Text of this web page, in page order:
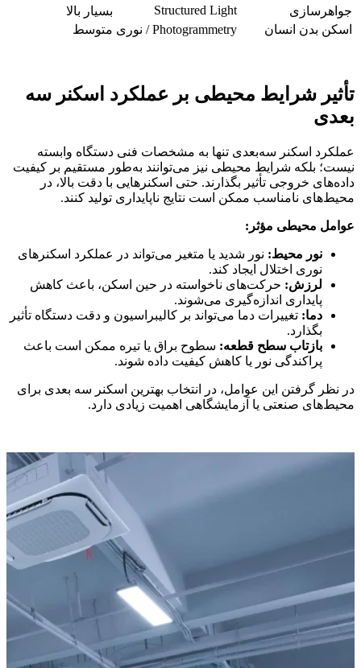
جواهرسازی
Structured Light
بسیار بالا
اسکن بدن انسان
Photogrammetry / نوری متوسط
تأثیر شرایط محیطی بر عملکرد اسکنر سه
بعدی
عملکرد اسکنر سه‌بعدی تنها به مشخصات فنی دستگاه وابسته
نیست؛ بلکه شرایط محیطی نیز می‌توانند به‌طور مستقیم بر کیفیت
داده‌های خروجی تأثیر بگذارند. حتی اسکنرهایی با دقت بالا، در
محیط‌های نامناسب ممکن است نتایج ناپایداری تولید کنند.
عوامل محیطی مؤثر:
نور محیط: نور شدید یا متغیر می‌تواند در عملکرد اسکنرهای
نوری اختلال ایجاد کند.
لرزش: حرکت‌های ناخواسته در حین اسکن، باعث کاهش
پایداری اندازه‌گیری می‌شوند.
دما: تغییرات دما می‌تواند بر کالیبراسیون و دقت دستگاه تأثیر
بگذارد.
بازتاب سطح قطعه: سطوح براق یا تیره ممکن است باعث
پراکندگی نور یا کاهش کیفیت داده شوند.
در نظر گرفتن این عوامل، در انتخاب بهترین اسکنر سه بعدی برای
محیط‌های صنعتی یا آزمایشگاهی اهمیت زیادی دارد.